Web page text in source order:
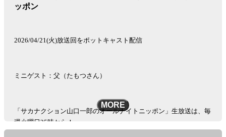
ッポン
2026/04/21(火)放送回をポットキャスト配信
ミニゲスト：父（たもつさん）
「サカナクション山口一郎のオールナイトニッポン」生放送は、毎
週火曜日25時から！
MORE